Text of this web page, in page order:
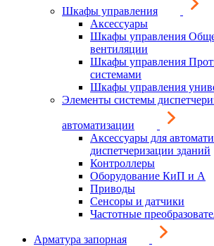
Шкафы управления
Аксессуары
Шкафы управления
вентиляции
Шкафы управления
системами
Шкафы управления
Элементы системы
автоматизации
Аксессуары для
диспетчеризации зданий
Контроллеры
Оборудование КиП и А
Приводы
Сенсоры и датчики
Частотные
Арматура запорная